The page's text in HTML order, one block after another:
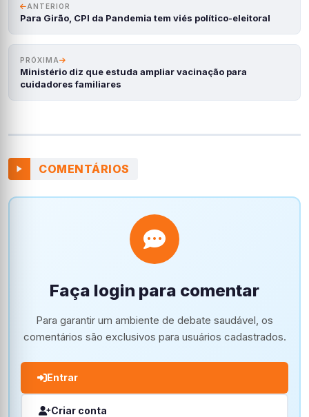
ANTERIOR
Para Girão, CPI da Pandemia tem viés político-eleitoral
PRÓXIMA
Ministério diz que estuda ampliar vacinação para
cuidadores familiares
COMENTÁRIOS
Faça login para comentar
Para garantir um ambiente de debate saudável, os
comentários são exclusivos para usuários cadastrados.
Entrar
Criar conta